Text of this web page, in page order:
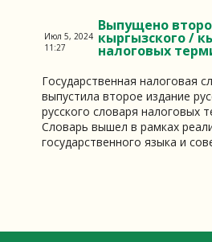
Выпущено
кыргызского /
налоговых
Июл 5, 2024
11:27
Государственная налоговая
выпустила второе издание
русского словаря налоговых
Словарь вышел в рамках
государственного языка и